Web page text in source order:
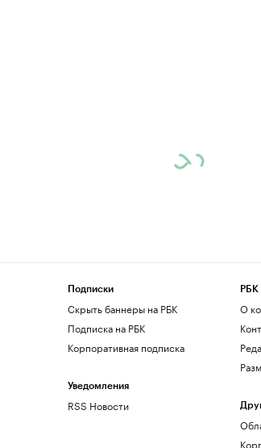
Подписки
Скрыть баннеры на РБК
Подписка на РБК
Корпоративная подписка
Уведомления
RSS Новости
РБК
О